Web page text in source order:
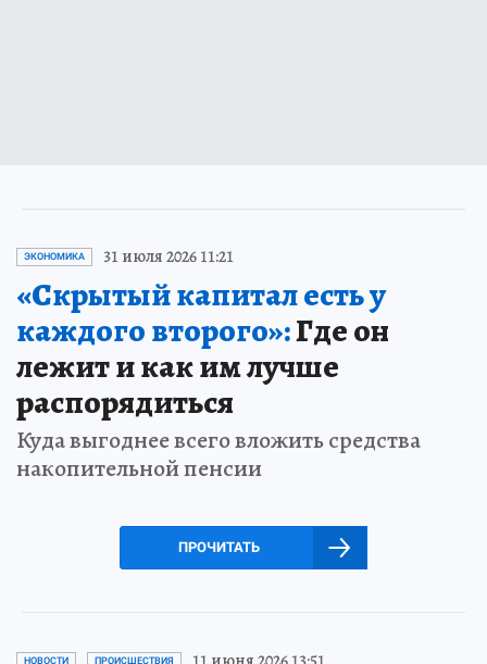
ЭКОНОМИКА 31 июля 2026 11:21
«Скрытый капитал есть у
каждого второго»:Где он
лежит и как им лучше
распорядиться
Куда выгоднее всего вложить средства
накопительной пенсии
ПРОЧИТАТЬ
НОВОСТИ ПРОИСШЕСТВИЯ